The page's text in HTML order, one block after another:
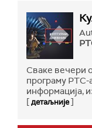
Сваке вечери
програму
информација,
[детаљније]